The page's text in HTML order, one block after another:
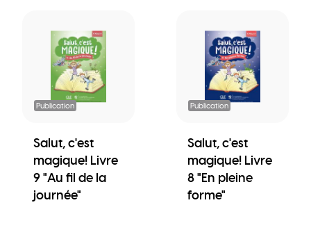
Publication
Salut, c'est
magique! Livre
9 "Au fil de la
journée"
Publication
Salut, c'est
magique! Livre
8 "En pleine
forme"